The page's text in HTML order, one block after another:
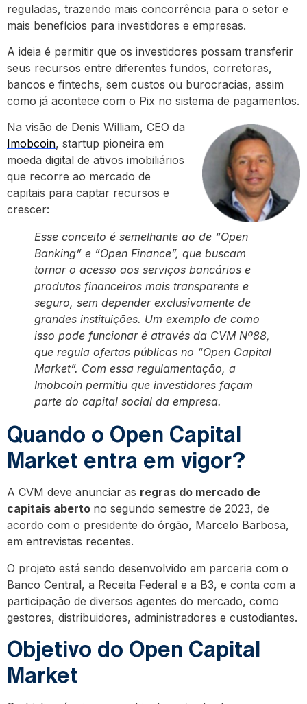
reguladas, trazendo mais concorrência para o setor e
mais benefícios para investidores e empresas.
A ideia é permitir que os investidores possam transferir
seus recursos entre diferentes fundos, corretoras,
bancos e fintechs, sem custos ou burocracias, assim
como já acontece com o Pix no sistema de pagamentos.
Na visão de Denis William, CEO da
Imobcoin, startup pioneira em
moeda digital de ativos imobiliários
que recorre ao mercado de
capitais para captar recursos e
crescer:
Esse conceito é semelhante ao de “Open
Banking” e “Open Finance”, que buscam
tornar o acesso aos serviços bancários e
produtos financeiros mais transparente e
seguro, sem depender exclusivamente de
grandes instituições. Um exemplo de como
isso pode funcionar é através da CVM Nº88,
que regula ofertas públicas no “Open Capital
Market”. Com essa regulamentação, a
Imobcoin permitiu que investidores façam
parte do capital social da empresa.
Quando o Open Capital
Market entra em vigor?
A CVM deve anunciar as regras do mercado de
capitais aberto no segundo semestre de 2023, de
acordo com o presidente do órgão, Marcelo Barbosa,
em entrevistas recentes.
O projeto está sendo desenvolvido em parceria com o
Banco Central, a Receita Federal e a B3, e conta com a
participação de diversos agentes do mercado, como
gestores, distribuidores, administradores e custodiantes.
Objetivo do Open Capital
Market